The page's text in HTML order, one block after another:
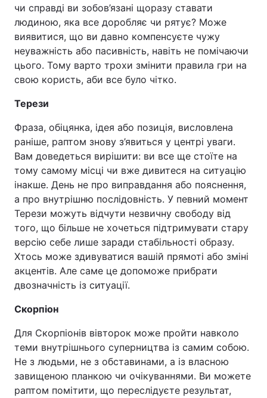
чи справді ви зобов’язані щоразу ставати
людиною, яка все доробляє чи рятує? Може
виявитися, що ви давно компенсуєте чужу
неуважність або пасивність, навіть не помічаючи
цього. Тому варто трохи змінити правила гри на
свою користь, аби все було чітко.
Терези
Фраза, обіцянка, ідея або позиція, висловлена
раніше, раптом знову з’явиться у центрі уваги.
Вам доведеться вирішити: ви все ще стоїте на
тому самому місці чи вже дивитеся на ситуацію
інакше. День не про виправдання або пояснення,
а про внутрішню послідовність. У певний момент
Терези можуть відчути незвичну свободу від
того, що більше не хочеться підтримувати стару
версію себе лише заради стабільності образу.
Хтось може здивуватися вашій прямоті або зміні
акцентів. Але саме це допоможе прибрати
двозначність із ситуації.
Скорпіон
Для Скорпіонів вівторок може пройти навколо
теми внутрішнього суперництва із самим собою.
Не з людьми, не з обставинами, а із власною
завищеною планкою чи очікуваннями. Ви можете
раптом помітити, що переслідуєте результат,